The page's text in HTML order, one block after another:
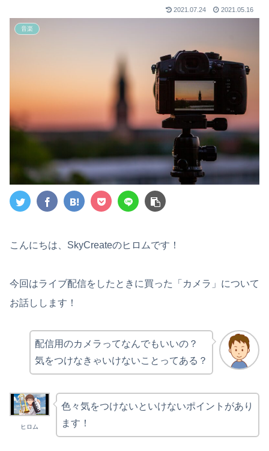
2021.07.24 2021.05.16
音楽
こんにちは、SkyCreateのヒロムです！
今回はライブ配信をしたときに買った「カメラ」について
お話しします！
配信用のカメラってなんでもいいの？
気をつけなきゃいけないことってある？
ヒロム
色々気をつけないといけないポイントがあり
ます！